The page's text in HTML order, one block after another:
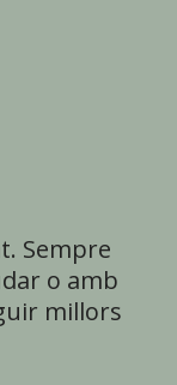
Sempre
o amb
millors